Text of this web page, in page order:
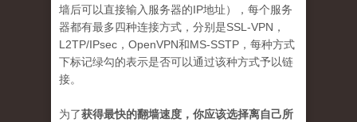
墙后可以直接输入服务器的IP地址），每个服务
器都有最多四种连接方式，分别是SSL-VPN，
L2TP/IPsec，OpenVPN和MS-SSTP，每种方式
下标记绿勾的表示是否可以通过该种方式予以链
接。
为了获得最快的翻墙速度，你应该选择离自己所